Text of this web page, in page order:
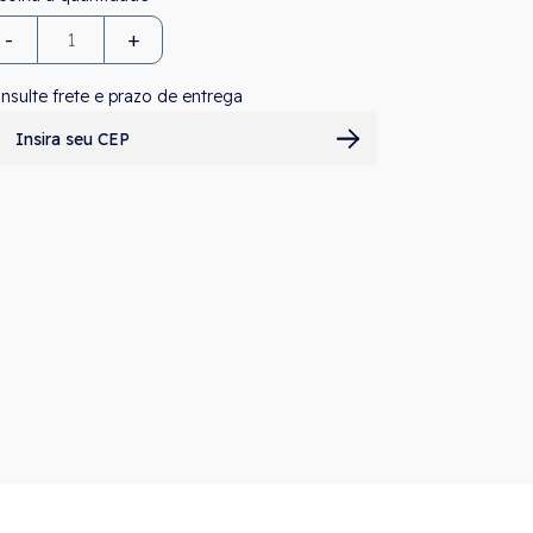
- +
frete e prazo de entrega